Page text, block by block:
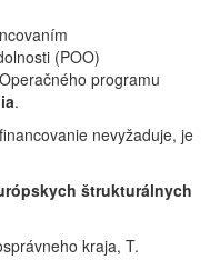
(POO)
programu
.
nevyžaduje, je
štrukturálnych
kraja, T.